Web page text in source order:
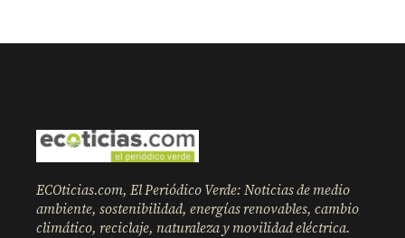
ECOticias.com, El Periódico Verde: Noticias de medio
ambiente, sostenibilidad, energías renovables, cambio
climático, reciclaje, naturaleza y movilidad eléctrica.